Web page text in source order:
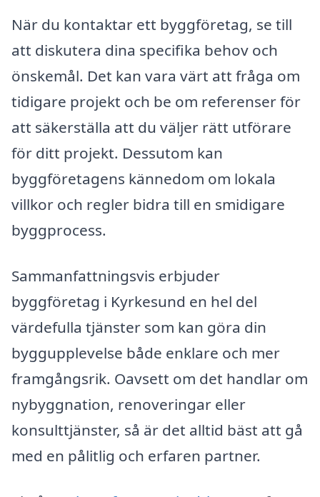
När du kontaktar ett byggföretag, se till
att diskutera dina specifika behov och
önskemål. Det kan vara värt att fråga om
tidigare projekt och be om referenser för
att säkerställa att du väljer rätt utförare
för ditt projekt. Dessutom kan
byggföretagens kännedom om lokala
villkor och regler bidra till en smidigare
byggprocess.
Sammanfattningsvis erbjuder
byggföretag i Kyrkesund en hel del
värdefulla tjänster som kan göra din
byggupplevelse både enklare och mer
framgångsrik. Oavsett om det handlar om
nybyggnation, renoveringar eller
konsulttjänster, så är det alltid bäst att gå
med en pålitlig och erfaren partner.